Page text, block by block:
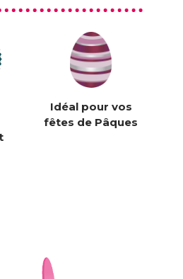
Idéal pour vos
fêtes de Pâques